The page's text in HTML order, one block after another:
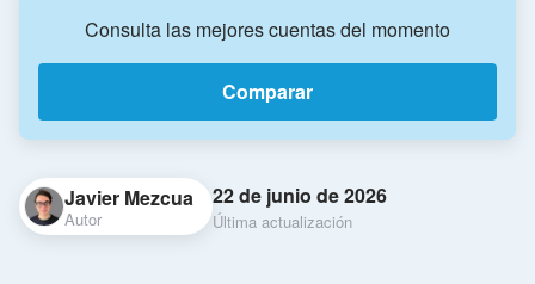
Consulta las mejores cuentas del momento
Comparar
Javier Mezcua
Autor
22 de junio de 2026
Última actualización